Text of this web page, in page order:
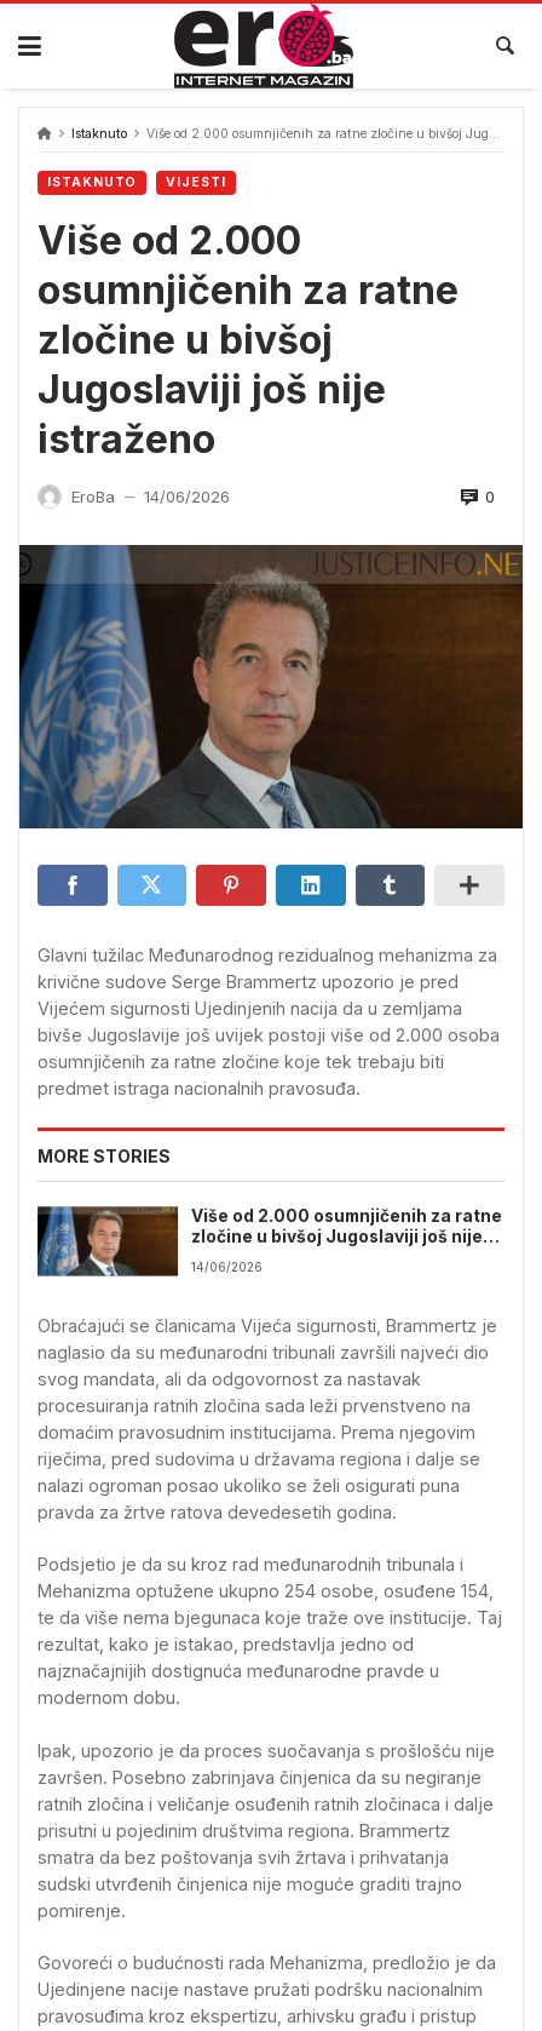
Skip
content
Istaknuto Više od 2.000 osumnjičenih za ratne zločine u bivšoj Jugoslaviji još nije istraženo
ISTAKNUTO VIJESTI
Više od 2.000
osumnjičenih za ratne
zločine u bivšoj
Jugoslaviji još nije
istraženo
EroBa — 14/06/2026 0
Glavni tužilac Međunarodnog rezidualnog mehanizma za
krivične sudove Serge Brammertz upozorio je pred
Vijećem sigurnosti Ujedinjenih nacija da u zemljama
bivše Jugoslavije još uvijek postoji više od 2.000 osoba
osumnjičenih za ratne zločine koje tek trebaju biti
predmet istraga nacionalnih pravosuđa.
MORE STORIES
Više od 2.000 osumnjičenih za ratne
zločine u bivšoj Jugoslaviji još nije
istraženo
14/06/2026
Obraćajući se članicama Vijeća sigurnosti, Brammertz je
naglasio da su međunarodni tribunali završili najveći dio
svog mandata, ali da odgovornost za nastavak
procesuiranja ratnih zločina sada leži prvenstveno na
domaćim pravosudnim institucijama. Prema njegovim
riječima, pred sudovima u državama regiona i dalje se
nalazi ogroman posao ukoliko se želi osigurati puna
pravda za žrtve ratova devedesetih godina.
Podsjetio je da su kroz rad međunarodnih tribunala i
Mehanizma optužene ukupno 254 osobe, osuđene 154,
te da više nema bjegunaca koje traže ove institucije. Taj
rezultat, kako je istakao, predstavlja jedno od
najznačajnijih dostignuća međunarodne pravde u
modernom dobu.
Ipak, upozorio je da proces suočavanja s prošlošću nije
završen. Posebno zabrinjava činjenica da su negiranje
ratnih zločina i veličanje osuđenih ratnih zločinaca i dalje
prisutni u pojedinim društvima regiona. Brammertz
smatra da bez poštovanja svih žrtava i prihvatanja
sudski utvrđenih činjenica nije moguće graditi trajno
pomirenje.
Govoreći o budućnosti rada Mehanizma, predložio je da
Ujedinjene nacije nastave pružati podršku nacionalnim
pravosuđima kroz ekspertizu, arhivsku građu i pristup